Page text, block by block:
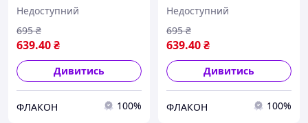
Недоступний
639.40₴
695 ₴
Дивитись
ФЛАКОН 100%
Сонцезахисний гель для
обличчя
Недоступний
639.40₴
695 ₴
Дивитись
ФЛАКОН 100%